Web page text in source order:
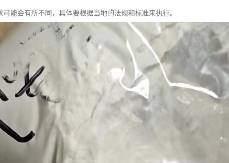
能会有所不同，具体要根据当地的法规和标准来执行。